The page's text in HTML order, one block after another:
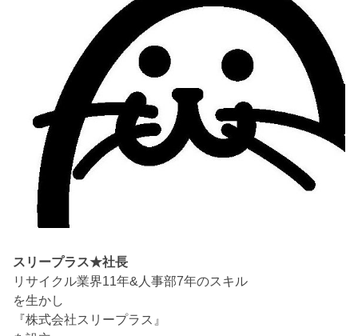
スリープラス★社長
リサイクル業界11年&人事部7年のスキル
を生かし
『株式会社スリープラス』